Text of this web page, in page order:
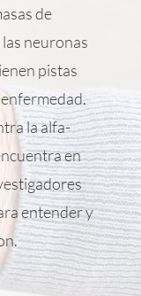
de
neuronas
pistas
la alfa-
en
entender y